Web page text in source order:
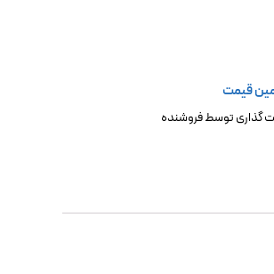
قیمت
گذاری توسط فروشنده